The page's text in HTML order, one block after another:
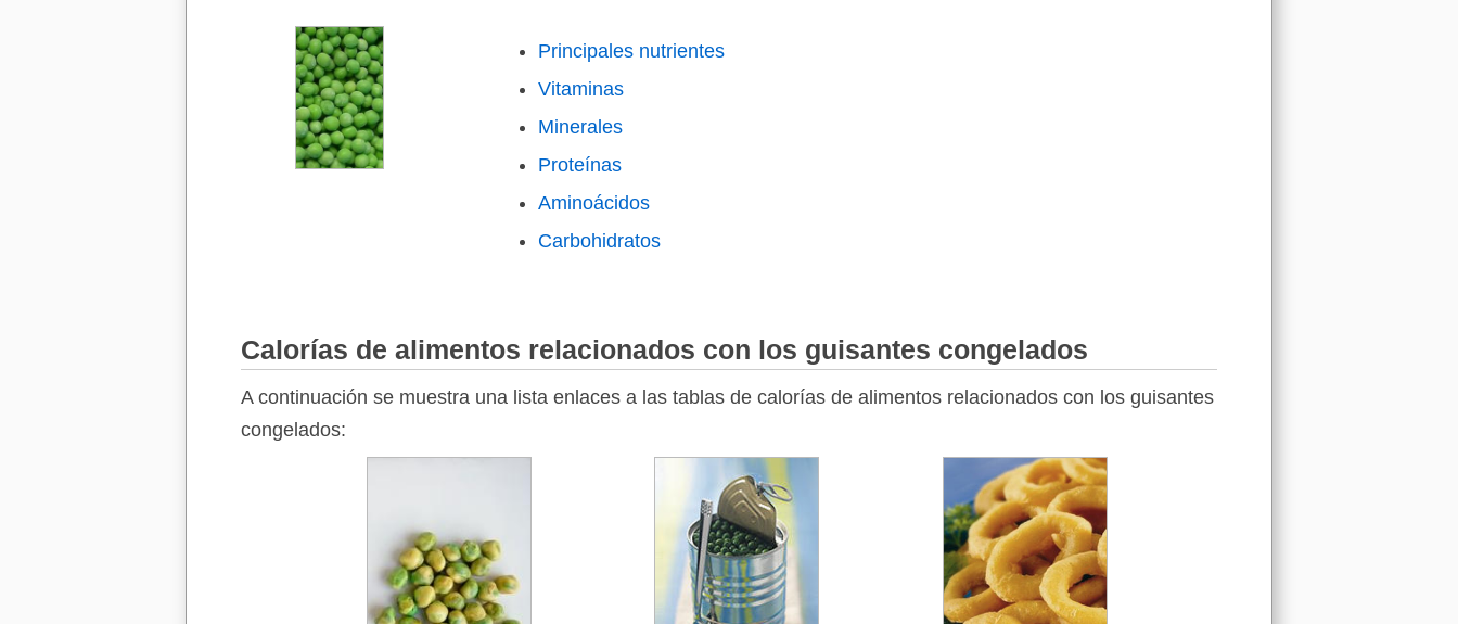
Principales nutrientes
Vitaminas
Minerales
Proteínas
Aminoácidos
Carbohidratos
Calorías de alimentos relacionados con los guisantes congelados
A continuación se muestra una lista enlaces a las tablas de calorías de alimentos relacionados con los guisantes
congelados: